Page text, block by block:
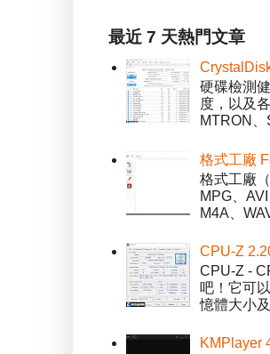
最近 7 天熱門文章
硬碟檢測
度，以及
MTRON
格式工廠
格式工廠
MPG、
M4A、
CPU-Z
CPU-Z -
吧！它可
憶體大小
KMPlayer